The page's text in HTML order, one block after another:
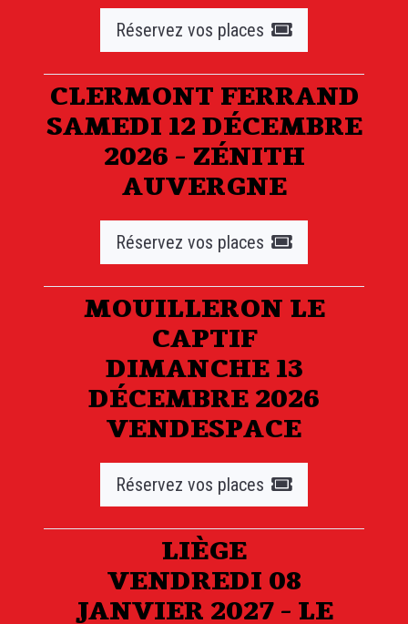
Réservez vos places
CLERMONT FERRAND
SAMEDI 12 DÉCEMBRE
2026 - ZÉNITH
AUVERGNE
Réservez vos places
MOUILLERON LE
CAPTIF
DIMANCHE 13
DÉCEMBRE 2026
VENDESPACE
Réservez vos places
LIÈGE
VENDREDI 08
JANVIER 2027 - LE